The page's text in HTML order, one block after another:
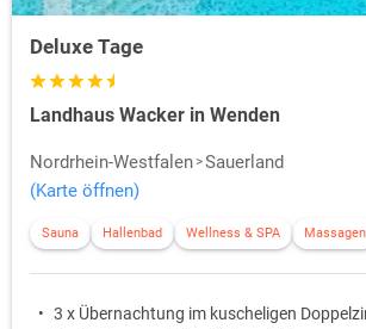
Deluxe Tage
Landhaus Wacker in Wenden
Nordrhein-Westfalen Sauerland
(Karte öffnen)
Sauna Hallenbad Wellness & SPA Massagen
3 x Übernachtung im kuscheligen